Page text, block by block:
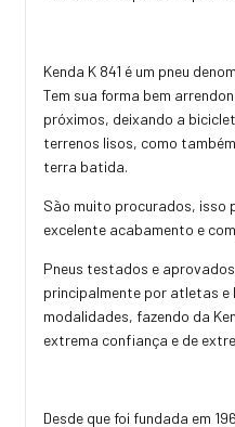
Kenda K 841 é um pneu
Tem sua forma bem
próximos, deixando a
terrenos lisos, como
terra batida.
São muito procurados, isso
excelente acabamento e
Pneus testados e
principalmente por atletas e
modalidades, fazendo da
extrema confiança e de
Desde que foi fundada em